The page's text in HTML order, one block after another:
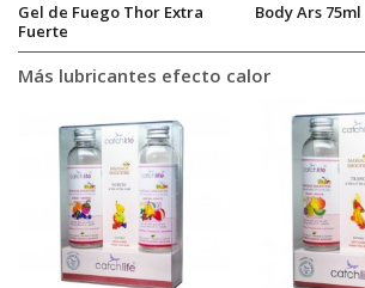
Gel de Fuego Thor Extra
Fuerte
Body Ars 75ml
Más lubricantes efecto calor